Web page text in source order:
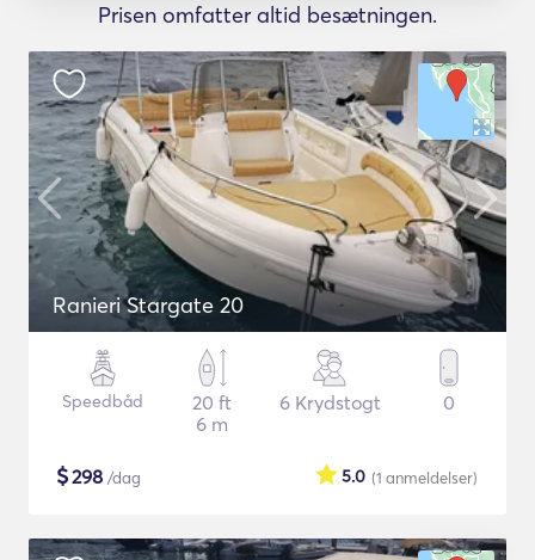
Prisen omfatter altid besætningen.
Ranieri Stargate 20
Speedbåd
20 ft
6 m
6 Krydstogt 0
$298 /dag (1 anmeldelser)
5.0